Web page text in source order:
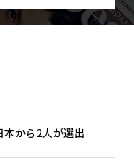
から2人が選出